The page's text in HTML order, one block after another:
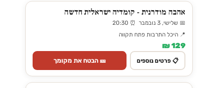
אהבה מודרנית - קומדיה ישראלית חדשה
📅 שלישי, 3 נובמבר ⏰ 20:30
📍 היכל התרבות פתח תקווה
129 ₪
📋 פרטים נוספים 🎫 הבטח את מקומך